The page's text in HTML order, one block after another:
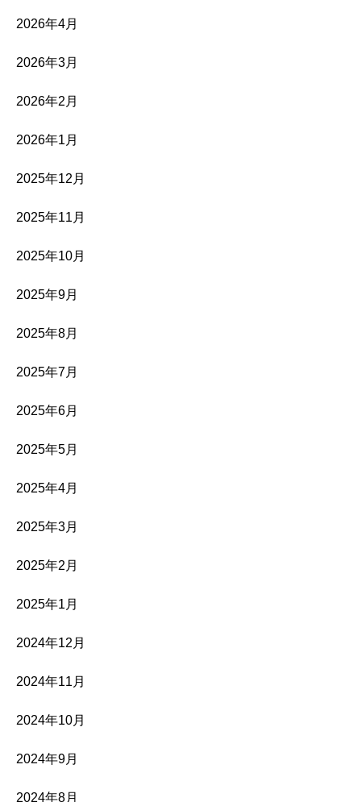
2026年4月
2026年3月
2026年2月
2026年1月
2025年12月
2025年11月
2025年10月
2025年9月
2025年8月
2025年7月
2025年6月
2025年5月
2025年4月
2025年3月
2025年2月
2025年1月
2024年12月
2024年11月
2024年10月
2024年9月
2024年8月